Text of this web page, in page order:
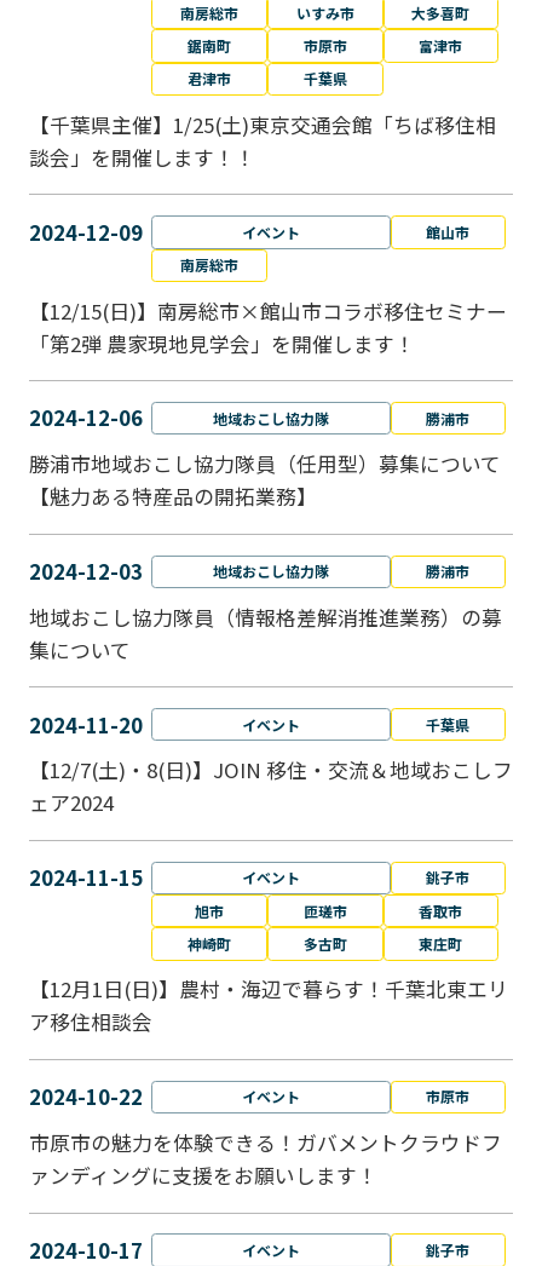
南房総市
いすみ市
大多喜町
鋸南町
市原市
富津市
君津市
千葉県
【千葉県主催】1/25(土)東京交通会館「ちば移住相
談会」を開催します！！
2024-12-09 イベント
館山市
南房総市
【12/15(日)】南房総市×館山市コラボ移住セミナー
「第2弾 農家現地見学会」を開催します！
2024-12-06 地域おこし協力隊 勝浦市
勝浦市地域おこし協力隊員（任用型）募集について
【魅力ある特産品の開拓業務】
2024-12-03 地域おこし協力隊 勝浦市
地域おこし協力隊員（情報格差解消推進業務）の募
集について
2024-11-20 イベント 千葉県
【12/7(土)・8(日)】JOIN 移住・交流＆地域おこしフ
ェア2024
2024-11-15 イベント
銚子市
旭市
匝瑳市
香取市
神崎町
多古町 東庄町
【12月1日(日)】農村・海辺で暮らす！千葉北東エリ
ア移住相談会
2024-10-22 イベント 市原市
市原市の魅力を体験できる！ガバメントクラウドフ
ァンディングに支援をお願いします！
2024-10-17 イベント
銚子市